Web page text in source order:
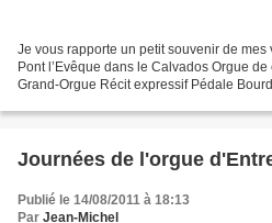
Je vous rapporte un petit souvenir de
Pont l’Evêque dans le Calvados Orgue
Grand-Orgue Récit expressif Pédale
Journées de l'orgue
Publié le 14/08/2011 à 18:13
Par Jean-Michel